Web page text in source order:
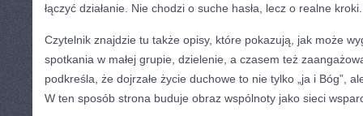
łączyć działanie. Nie chodzi o suche hasła, lecz o realne kroki.
Czytelnik znajdzie tu także opisy, które pokazują, jak może
spotkania w małej grupie, dzielenie, a czasem też
podkreśla, że dojrzałe życie duchowe to nie tylko „ja i Bóg”,
W ten sposób strona buduje obraz wspólnoty jako sieci